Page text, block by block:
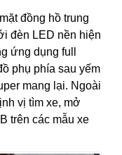
đồng hồ trung
đèn LED nền hiện
ứng dụng full
phụ phía sau yếm
mang lại. Ngoài
vị tìm xe, mở
trên các mẫu xe